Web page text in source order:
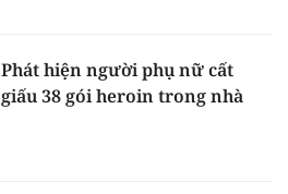
Phát hiện người phụ nữ cất
giấu 38 gói heroin trong nhà